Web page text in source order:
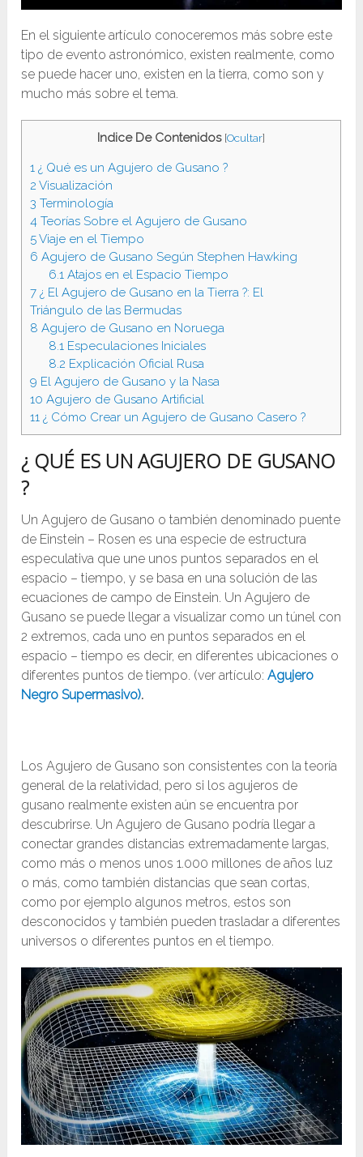
En el siguiente artículo conoceremos más sobre este
tipo de evento astronómico, existen realmente, como
se puede hacer uno, existen en la tierra, como son y
mucho más sobre el tema.
Indice De Contenidos [Ocultar]
1 ¿ Qué es un Agujero de Gusano ?
2 Visualización
3 Terminología
4 Teorías Sobre el Agujero de Gusano
5Viaje en el Tiempo
6 Agujero de Gusano Según Stephen Hawking
6.1Atajos en el Espacio Tiempo
7 ¿ El Agujero de Gusano en la Tierra ?: El
Triángulo de las Bermudas
8 Agujero de Gusano en Noruega
8.1Especulaciones Iniciales
8.2 Explicación Oficial Rusa
9 El Agujero de Gusano y la Nasa
10 Agujero de Gusano Artificial
11 ¿ Cómo Crear un Agujero de Gusano Casero ?
¿ QUÉ ES UN AGUJERO DE GUSANO
?
Un Agujero de Gusano o también denominado puente
de Einstein – Rosen es una especie de estructura
especulativa que une unos puntos separados en el
espacio – tiempo, y se basa en una solución de las
ecuaciones de campo de Einstein. Un Agujero de
Gusano se puede llegar a visualizar como un túnel con
2 extremos, cada uno en puntos separados en el
espacio – tiempo es decir, en diferentes ubicaciones o
diferentes puntos de tiempo. (ver artículo:Agujero
Negro Supermasivo).
Los Agujero de Gusano son consistentes con la teoría
general de la relatividad, pero si los agujeros de
gusano realmente existen aún se encuentra por
descubrirse. Un Agujero de Gusano podría llegar a
conectar grandes distancias extremadamente largas,
como más o menos unos 1.000 millones de años luz
o más, como también distancias que sean cortas,
como por ejemplo algunos metros, estos son
desconocidos y también pueden trasladar a diferentes
universos o diferentes puntos en el tiempo.